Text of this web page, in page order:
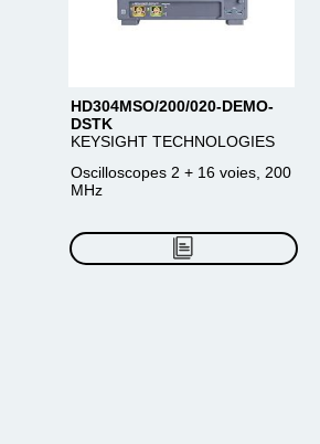
HD304MSO/200/020-DEMO-
DSTK
KEYSIGHT TECHNOLOGIES
Oscilloscopes 2 + 16 voies, 200
MHz